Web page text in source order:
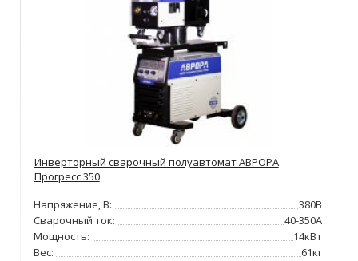
Инверторный сварочный полуавтомат АВРОРА
Прогресс 350
Напряжение, В:
380В
Сварочный ток:
40-350А
Мощность:
14кВт
Вес:
61кг